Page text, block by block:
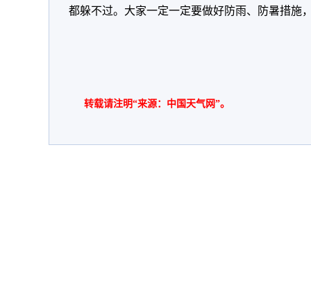
都躲不过。大家一定一定要做好防雨、防暑措施
转载请注明“来源：中国天气网”。